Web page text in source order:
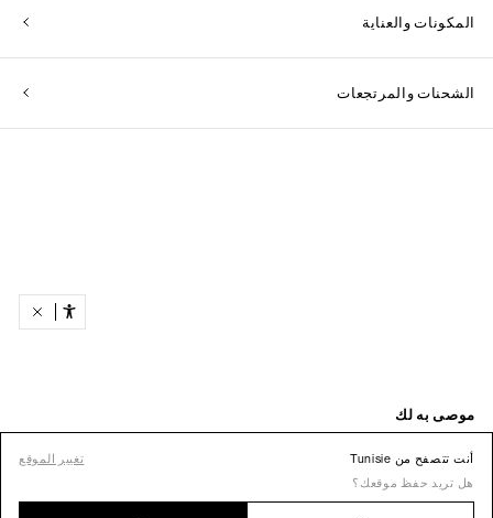
أنت تتصفح من Tunisie
تغيير الموقع
هل تريد حفظ موقعك؟